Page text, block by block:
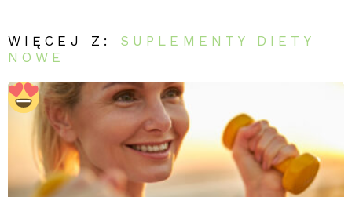
WIĘCEJ Z: SUPLEMENTY DIETY
NOWE